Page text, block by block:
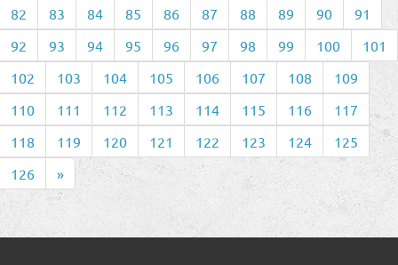
82
83 84 85 86 87 88 89 90
91
92
93 94 95 96 97 98 99 100
101
102
103 104 105 106 107 108
109
110
111 112 113 114 115 116
117
118
119 120 121 122 123 124
125
126
»